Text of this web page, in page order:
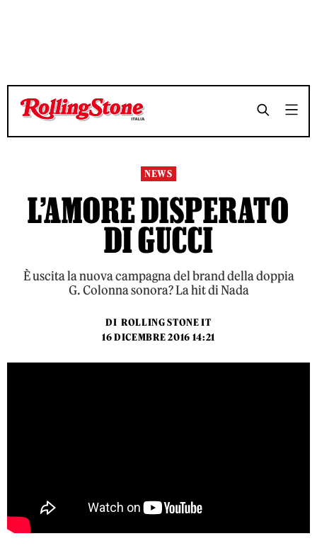
TEMPO DI LETTURA 2 MINUTI SHARE
TEMPO DI LETTURA 2 MINUTI SHARE
NEWS
L’AMORE DISPERATO
DI GUCCI
È uscita la nuova campagna del brand della doppia
G. Colonna sonora? La hit di Nada
DI ROLLING STONE IT
16 DICEMBRE 2016 14:21